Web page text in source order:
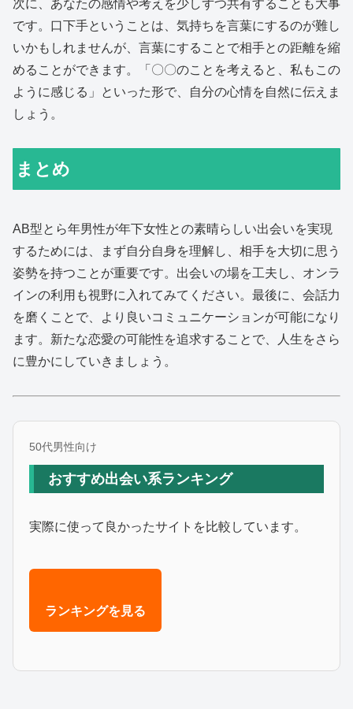
次に、あなたの感情や考えを少しずつ共有することも大事
です。口下手ということは、気持ちを言葉にするのが難し
いかもしれませんが、言葉にすることで相手との距離を縮
めることができます。「〇〇のことを考えると、私もこの
ように感じる」といった形で、自分の心情を自然に伝えま
しょう。
まとめ
AB型とら年男性が年下女性との素晴らしい出会いを実現
するためには、まず自分自身を理解し、相手を大切に思う
姿勢を持つことが重要です。出会いの場を工夫し、オンラ
インの利用も視野に入れてみてください。最後に、会話力
を磨くことで、より良いコミュニケーションが可能になり
ます。新たな恋愛の可能性を追求することで、人生をさら
に豊かにしていきましょう。
50代男性向け
おすすめ出会い系ランキング
実際に使って良かったサイトを比較しています。
ランキングを見る